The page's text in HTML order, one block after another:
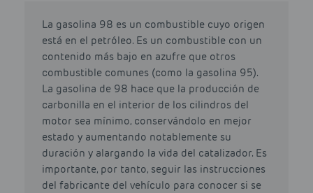
La gasolina 98 es un combustible cuyo origen
está en el petróleo. Es un combustible con un
contenido más bajo en azufre que otros
combustible comunes (como la gasolina 95).
La gasolina de 98 hace que la producción de
carbonilla en el interior de los cilindros del
motor sea mínimo, conservándolo en mejor
estado y aumentando notablemente su
duración y alargando la vida del catalizador. Es
importante, por tanto, seguir las instrucciones
del fabricante del vehículo para conocer si se